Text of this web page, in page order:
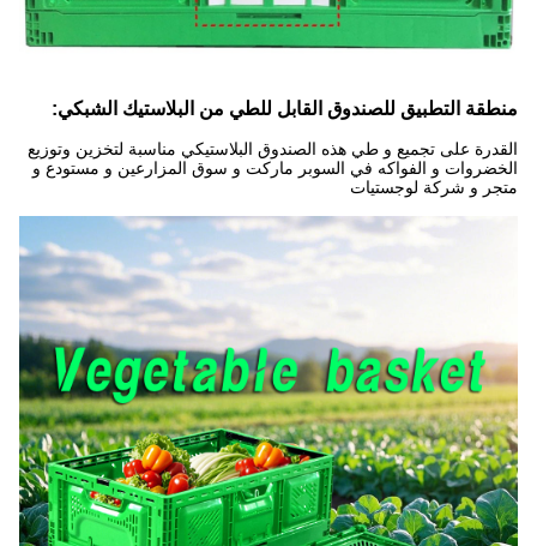
منطقة التطبيق للصندوق القابل للطي من البلاستيك الشبكي:
القدرة على تجميع و طي هذه الصندوق البلاستيكي مناسبة لتخزين وتوزيع
الخضروات و الفواكه في السوبر ماركت و سوق المزارعين و مستودع و
متجر و شركة لوجستيات